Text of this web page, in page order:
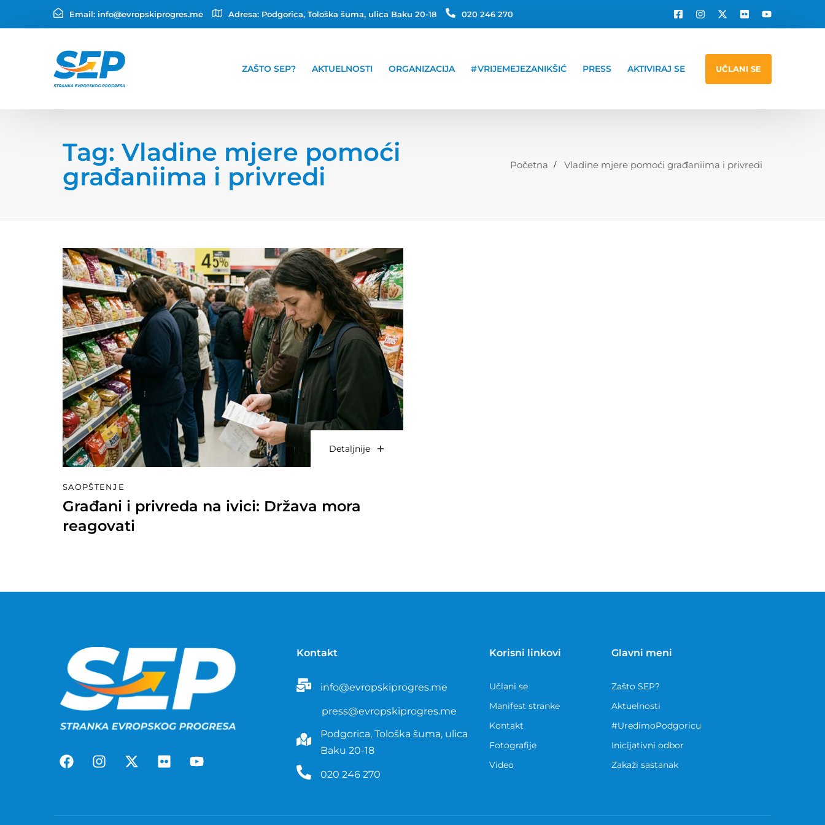
Email: info@evropskiprogres.me Adresa: Podgorica, Tološka šuma, ulica Baku 20-18 020 246 270
ZAŠTO SEP? AKTUELNOSTI ORGANIZACIJA #VRIJEMEJEZANIKŠIĆ PRESS AKTIVIRAJ SE UČLANI SE
Tag: Vladine mjere pomoći
građaniima i privredi
Početna Vladine mjere pomoći građaniima i privredi
Detaljnije
SAOPŠTENJE
Građani i privreda na ivici: Država mora
reagovati
Kontakt
info@evropskiprogres.me
press@evropskiprogres.me
Podgorica, Tološka šuma, ulica
Baku 20-18
020 246 270
Korisni linkovi
Učlani se
Manifest stranke
Kontakt
Fotografije
Video
Glavni meni
Zašto SEP?
Aktuelnosti
#UredimoPodgoricu
Inicijativni odbor
Zakaži sastanak